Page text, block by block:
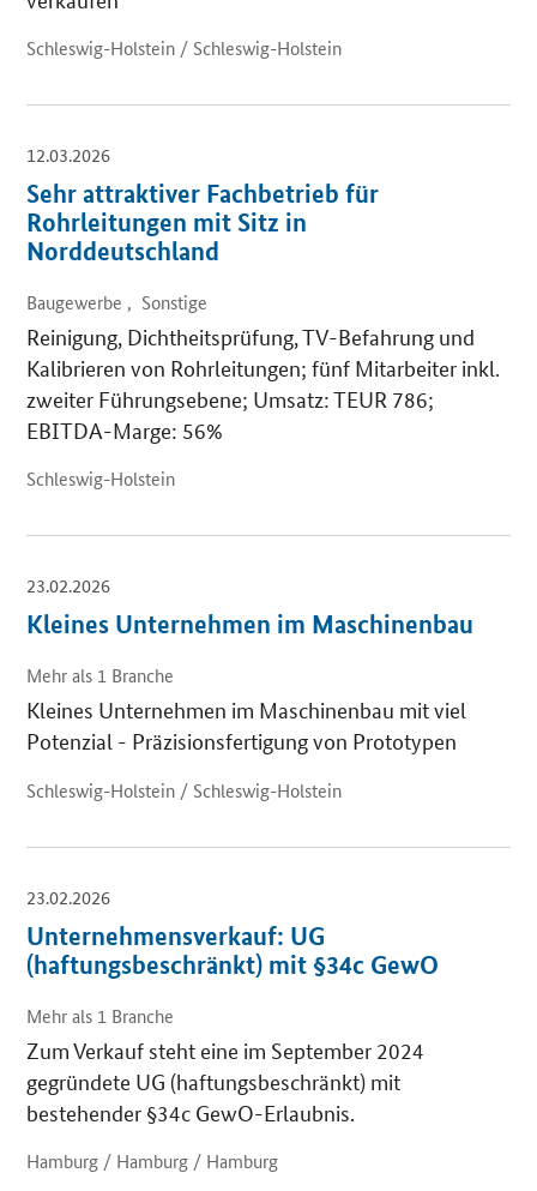
Schleswig-Holstein / Schleswig-Holstein
12.03.2026
Sehr attraktiver Fachbetrieb für
Rohrleitungen mit Sitz in
Norddeutschland
Baugewerbe , Sonstige
Reinigung, Dichtheitsprüfung, TV-Befahrung und
Kalibrieren von Rohrleitungen; fünf Mitarbeiter inkl.
zweiter Führungsebene; Umsatz: TEUR 786;
EBITDA-Marge: 56%
Schleswig-Holstein
23.02.2026
Kleines Unternehmen im Maschinenbau
Mehr als 1 Branche
Kleines Unternehmen im Maschinenbau mit viel
Potenzial - Präzisionsfertigung von Prototypen
Schleswig-Holstein / Schleswig-Holstein
23.02.2026
Unternehmensverkauf: UG
(haftungsbeschränkt) mit §34c GewO
Mehr als 1 Branche
Zum Verkauf steht eine im September 2024
gegründete UG (haftungsbeschränkt) mit
bestehender §34c GewO-Erlaubnis.
Hamburg / Hamburg / Hamburg